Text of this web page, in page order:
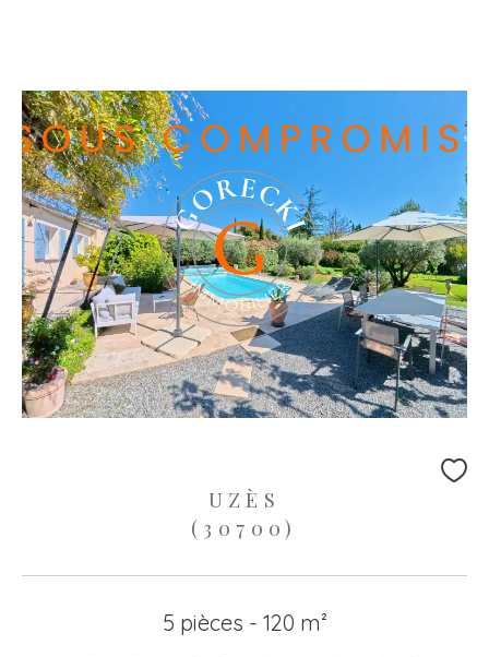
UZÈS
(30700)
5 pièces - 120 m²